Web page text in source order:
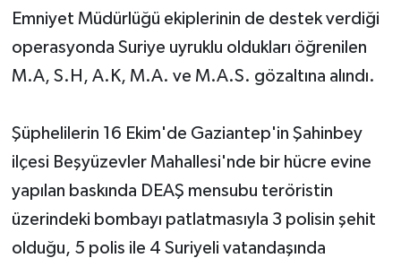
Emniyet Müdürlüğü ekiplerinin de destek verdiği
operasyonda Suriye uyruklu oldukları öğrenilen
M.A, S.H, A.K, M.A. ve M.A.S. gözaltına alındı.
Şüphelilerin 16 Ekim'de Gaziantep'in Şahinbey
ilçesi Beşyüzevler Mahallesi'nde bir hücre evine
yapılan baskında DEAŞ mensubu teröristin
üzerindeki bombayı patlatmasıyla 3 polisin şehit
olduğu, 5 polis ile 4 Suriyeli vatandaşında